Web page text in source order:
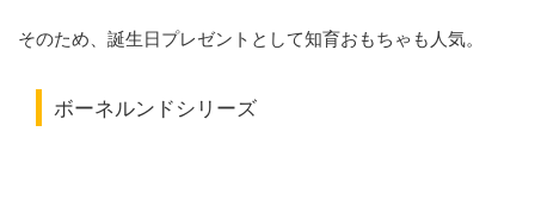
そのため、誕生日プレゼントとして知育おもちゃも人気。
ボーネルンドシリーズ